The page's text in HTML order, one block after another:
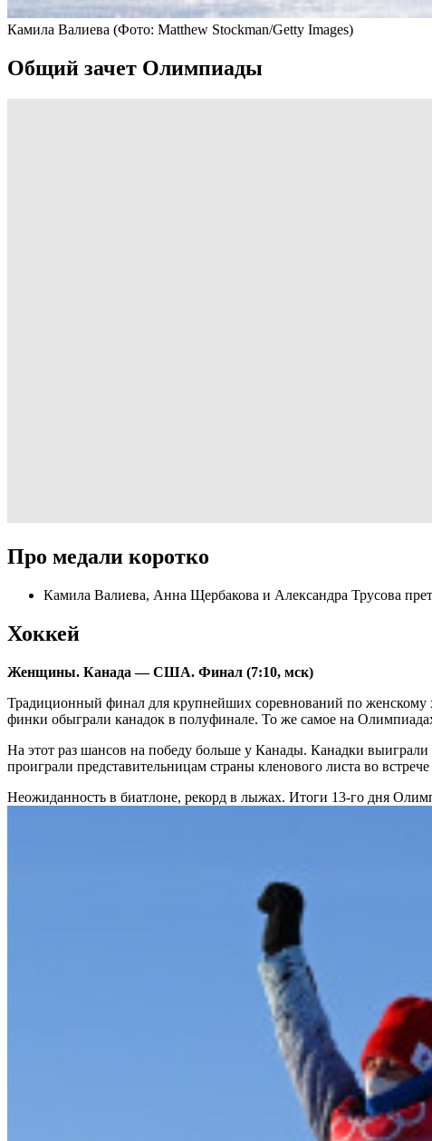
Камила Валиева (Фото: Matthew Stockman/Getty Images)
Общий зачет Олимпиады
Про медали коротко
Камила Валиева, Анна Щербакова и Александра Трусова
Хоккей
Женщины. Канада — США. Финал (7:10, мск)
Традиционный финал для крупнейших соревнований по
финки обыграли канадок в полуфинале. То же самое на
На этот раз шансов на победу больше у Канады. Канадки
проиграли представительницам страны кленового листа во
Неожиданность в биатлоне, рекорд в лыжах. Итоги 13-го дня